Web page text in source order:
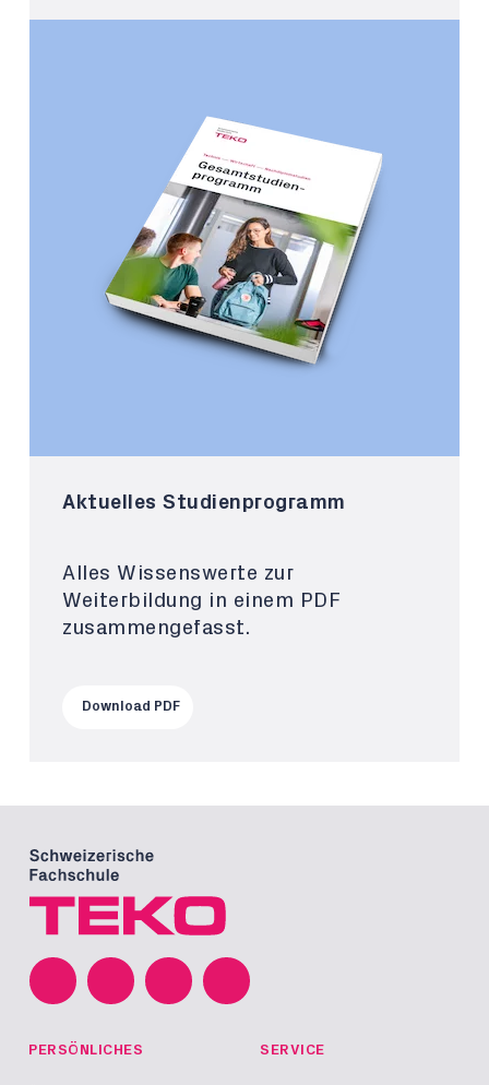
Aktuelles Studienprogramm
Alles Wissenswerte zur
Weiterbildung in einem PDF
zusammengefasst.
Download PDF
PERSÖNLICHES SERVICE